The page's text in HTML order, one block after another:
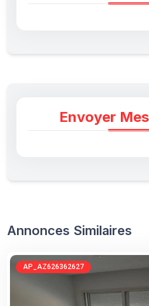
Envoyer
Annonces Similaires
AP_AZ626362627